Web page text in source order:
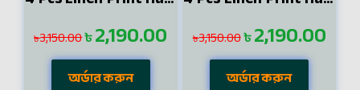
৳3,150.00৳2,190.00
অর্ডার করুন
৳3,150.00৳2,190.00
অর্ডার করুন